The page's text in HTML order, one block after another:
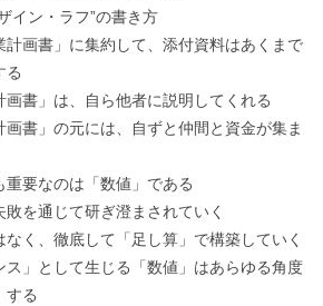
イン・ラフ”の書き方
計画書」に集約して、添付資料はあくまで
る
画書」は、自ら他者に説明してくれる
画書」の元には、自ずと仲間と資金が集ま
重要なのは「数値」である
敗を通じて研ぎ澄まされていく
なく、徹底して「足し算」で構築していく
ス」として生じる「数値」はあらゆる角度
する